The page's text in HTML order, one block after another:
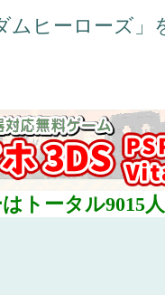
ヒーローズ」
トータル9015